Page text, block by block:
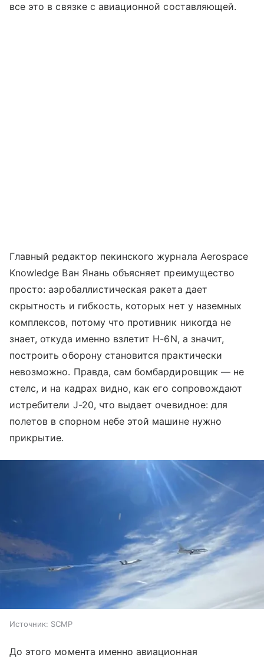
все это в связке с авиационной составляющей.
Главный редактор пекинского журнала Aerospace
Knowledge Ван Янань объясняет преимущество
просто: аэробаллистическая ракета дает
скрытность и гибкость, которых нет у наземных
комплексов, потому что противник никогда не
знает, откуда именно взлетит H-6N, а значит,
построить оборону становится практически
невозможно. Правда, сам бомбардировщик — не
стелс, и на кадрах видно, как его сопровождают
истребители J-20, что выдает очевидное: для
полетов в спорном небе этой машине нужно
прикрытие.
Источник: SCMP
До этого момента именно авиационная